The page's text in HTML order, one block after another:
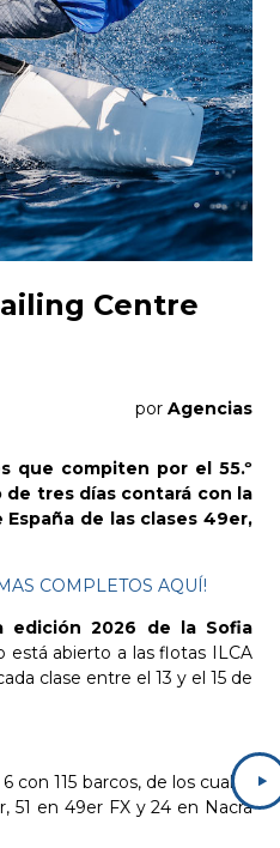
Centre
por Agencias
que compiten por el 55.º
de tres días contará con la
de las clases 49er,
COMPLETOS AQUÍ!
2026 de la Sofia
está abierto a las flotas ILCA
clase entre el 13 y el 15 de
115 barcos, de los cuales
51 en 49er FX y 24 en Nacra